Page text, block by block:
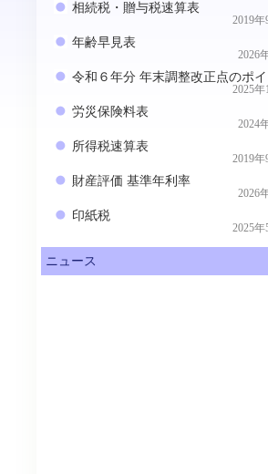
相続税・贈与税速算表
2019年
年齢早見表
2026
令和６年分 年末調整改正点のポイ
2025年
労災保険料表
2024
所得税速算表
2019年
財産評価 基準年利率
2026
印紙税
2025年
ニュース